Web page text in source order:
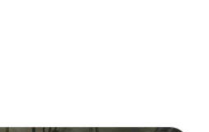
PandaQT